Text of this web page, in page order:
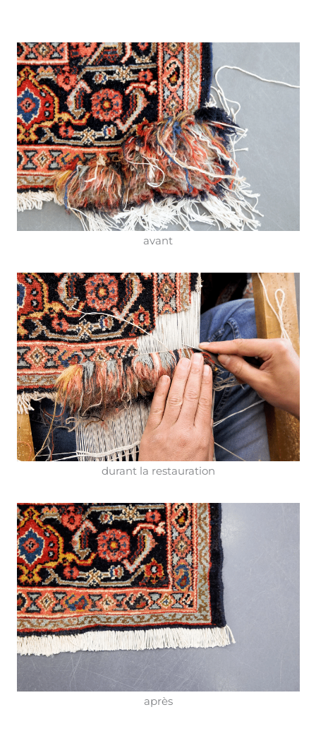
avant
durant la restauration
après